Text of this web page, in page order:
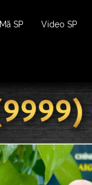
Mã SP Video SP